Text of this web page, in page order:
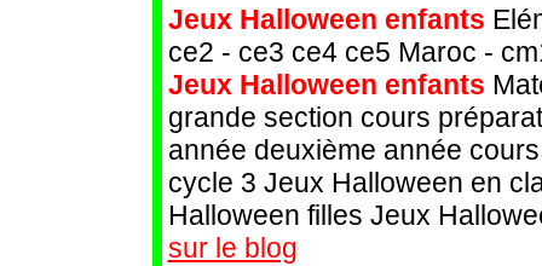
Jeux Halloween enfants
ce2 - ce3 ce4 ce5 Maroc -
Jeux Halloween enfants
grande section cours
année deuxième année
cycle 3 Jeux Halloween en
Halloween filles Jeux
sur le blog